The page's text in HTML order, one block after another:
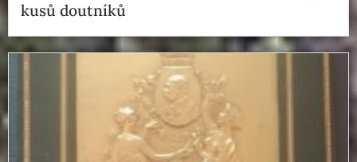
kusů doutníků